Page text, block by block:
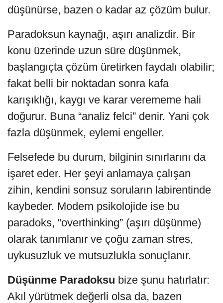
düşünürse, bazen o kadar az çözüm bulur.
Paradoksun kaynağı, aşırı analizdir. Bir
konu üzerinde uzun süre düşünmek,
başlangıçta çözüm üretirken faydalı olabilir;
fakat belli bir noktadan sonra kafa
karışıklığı, kaygı ve karar verememe hali
doğurur. Buna “analiz felci” denir. Yani çok
fazla düşünmek, eylemi engeller.
Felsefede bu durum, bilginin sınırlarını da
işaret eder. Her şeyi anlamaya çalışan
zihin, kendini sonsuz soruların labirentinde
kaybeder. Modern psikolojide ise bu
paradoks, “overthinking” (aşırı düşünme)
olarak tanımlanır ve çoğu zaman stres,
uykusuzluk ve mutsuzlukla sonuçlanır.
Düşünme Paradoksu bize şunu hatırlatır:
Akıl yürütmek değerli olsa da, bazen